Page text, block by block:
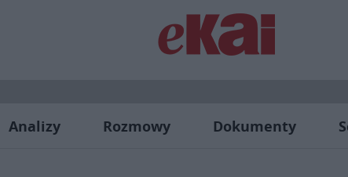
Analizy Rozmowy Dokumenty